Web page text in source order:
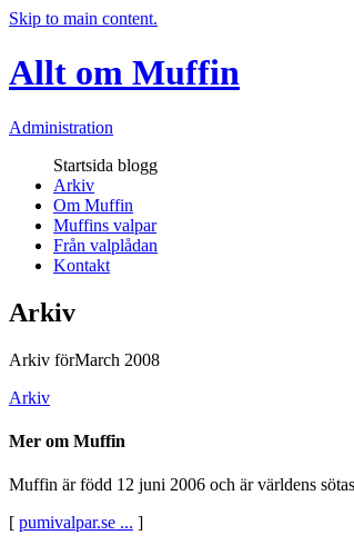
Skip to main content.
Allt om Muffin
Administration
Startsida blogg
Arkiv
Om Muffin
Muffins valpar
Från valplådan
Kontakt
Arkiv
Arkiv förMarch 2008
Arkiv
Mer om Muffin
Muffin är född 12 juni 2006 och är världens
[ pumivalpar.se ... ]